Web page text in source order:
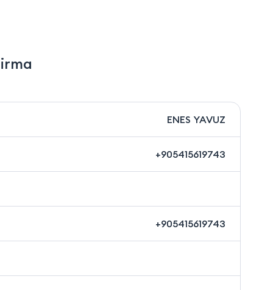
ENES YAVUZ
+905415619743
+905415619743